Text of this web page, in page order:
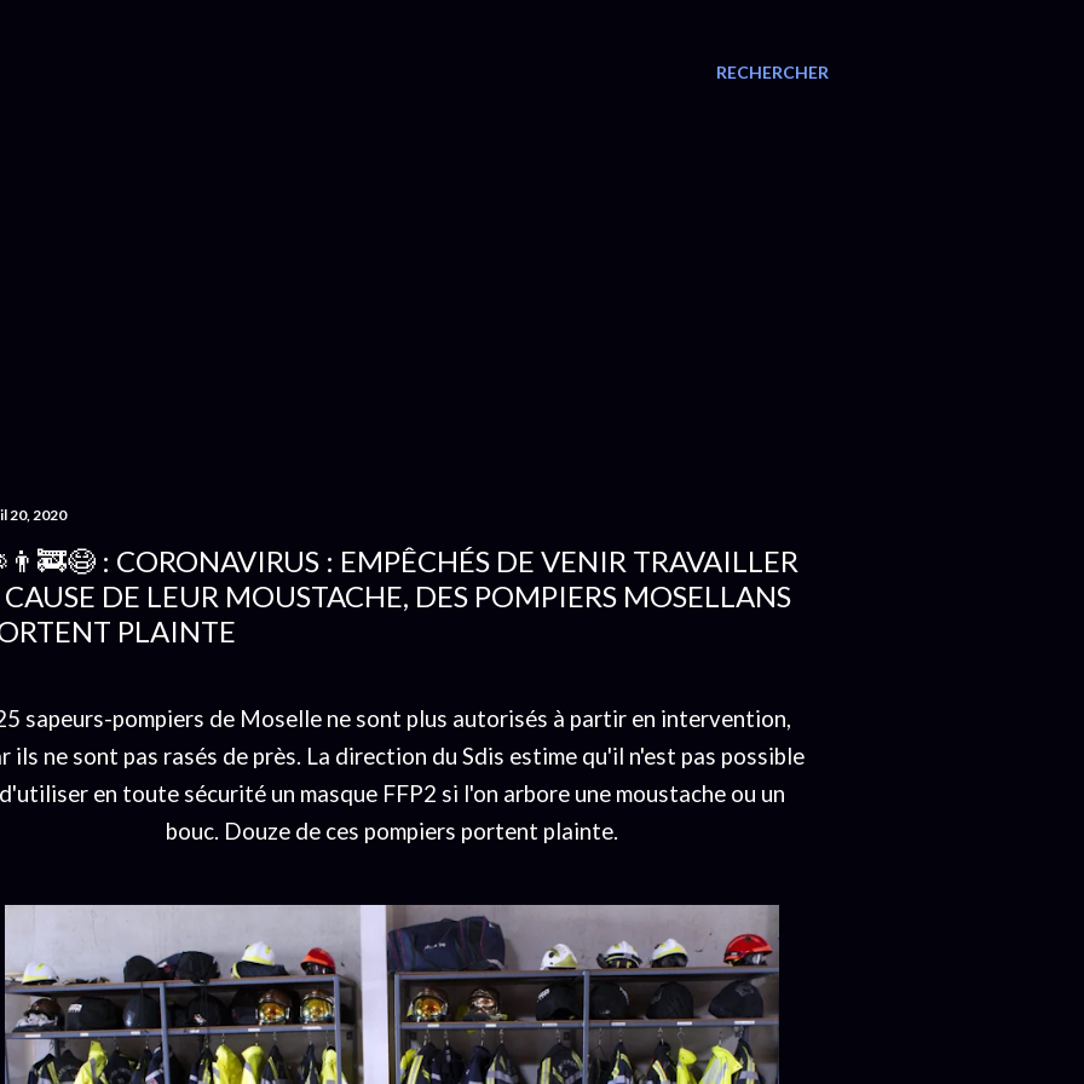
RECHERCHER
20, 2020
: CORONAVIRUS : EMPÊCHÉS DE VENIR TRAVAILLER
DE LEUR MOUSTACHE, DES POMPIERS MOSELLANS
PLAINTE
sapeurs-pompiers de Moselle ne sont plus autorisés à partir en intervention,
ils ne sont pas rasés de près. La direction du Sdis estime qu'il n'est pas possible
d'utiliser en toute sécurité un masque FFP2 si l'on arbore une moustache ou un
bouc. Douze de ces pompiers portent plainte.